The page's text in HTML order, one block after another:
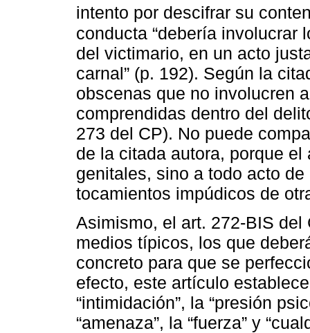
intento por descifrar su
conducta “debería involucrar
del victimario, en un acto
carnal” (p. 192). Según la
obscenas que no involucren
comprendidas dentro del
273 del CP). No puede
de la citada autora, porque
genitales, sino a todo acto
tocamientos impúdicos de
Asimismo, el art. 272-BIS
medios típicos, los que
concreto para que se
efecto, este artículo
“intimidación”, la “presión
“amenaza”, la “fuerza” y